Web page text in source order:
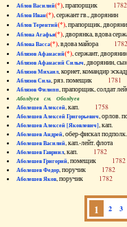
Аблов Василий(*), прапорщик 1782
Аблов Иван(*), сержант гв.,
Аблов Терентий(*), прапорщик,
Аблова Агафья(*), дворянка, вдова
Аблова Васса(*), вдова майора 1782
Аблязов Афанасий(*), сержант,
Аблязов Афанасий Силыч, дворянин,
Аблязов Михаил, корнет, командир
Аблязов Сила, ряз. помещик 1781
Аблязов Филипп, прапорщик, солдат
Аболдуев см. Оболдуев
Аболешев Алексей, кап. 1758
Аболешев Алексей Григорьевич,
Аболешев Алексей [Яковлевич], кап.
Аболешев Андрей, обер-фискал
Аболешев Василий, кап.-лейт. флота
Аболешев Гавриил, кап. 1782
Аболешев Григорий, помещик 1782
Аболешев Федор, поручик 1782
Аболешев Яков, поручик 1782
1 2 3